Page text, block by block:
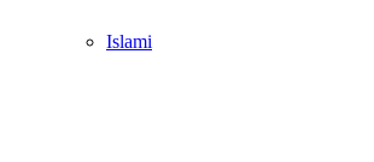
Islami